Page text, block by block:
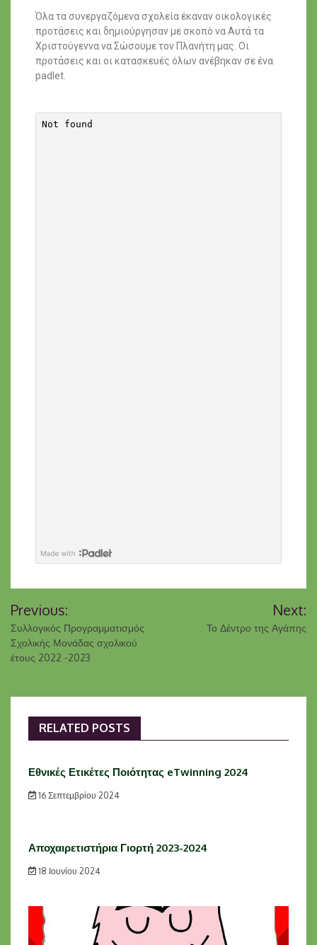
Όλα τα συνεργαζόμενα σχολεία έκαναν οικολογικές
προτάσεις και δημιούργησαν με σκοπό να Αυτά τα
Χριστούγεννα να Σώσουμε τον Πλανήτη μας. Οι
προτάσεις και οι κατασκευές όλων ανέβηκαν σε ένα
padlet.
Previous:
Συλλογικός Προγραμματισμός
Σχολικής Μονάδας σχολικού
έτους 2022 -2023
Next:
Το Δέντρο της Αγάπης
RELATED POSTS
Εθνικές Ετικέτες Ποιότητας eTwinning 2024
16 Σεπτεμβρίου 2024
Αποχαιρετιστήρια Γιορτή 2023-2024
18 Ιουνίου 2024